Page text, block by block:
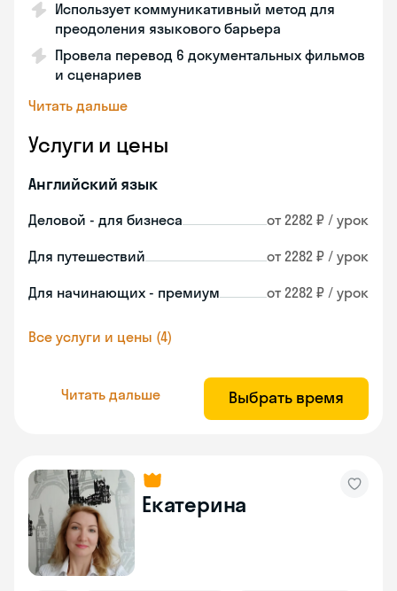
Использует коммуникативный метод для
преодоления языкового барьера
Провела перевод 6 документальных фильмов
и сценариев
Читать дальше
Услуги и цены
Английский язык
Деловой - для бизнеса от 2282 ₽ / урок
Для путешествий от 2282 ₽ / урок
Для начинающих - премиум от 2282 ₽ / урок
Все услуги и цены (4)
Читать дальше Выбрать время
Екатерина